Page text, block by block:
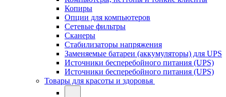
Копиры
Опции для компьютеров
Сетевые фильтры
Сканеры
Стабилизаторы напряжения
Заменяемые батареи (аккумуляторы) для UPS
Источники бесперебойного питания (UPS)
Источники бесперебойного питания (UPS)
Товары для красоты и здоровья